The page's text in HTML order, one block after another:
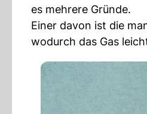
es mehrere Gründe.
Einer davon ist die
wodurch das Gas